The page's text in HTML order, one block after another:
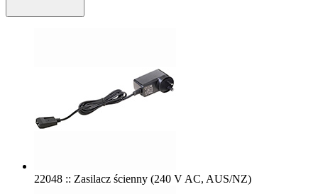
22048 :: Zasilacz ścienny (240 V AC, AUS/NZ)